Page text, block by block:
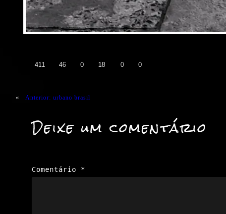
411 46 0 18 0 0
«
Anterior: urbano brasil
Deixe um comentário
Comentário *